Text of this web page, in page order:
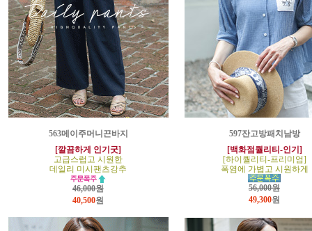
563메이주머니끈바지
[깔끔하게 인기굿]
고급스럽고 시원한
데일리 미시팬츠강추
46,000원
40,500원
597잔고방패치남방
[백화점퀄리티-인기]
[하이퀄리티-프리미엄]
폭염에 가볍고 시원하게
56,000원
49,300원